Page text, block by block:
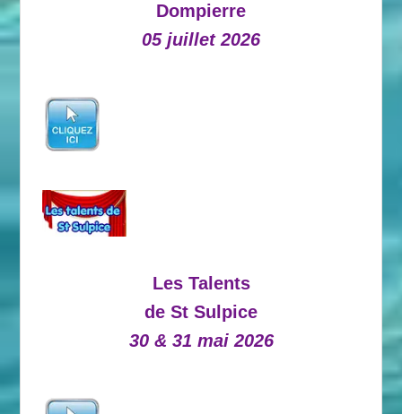
Dompierre
05 juillet 2026
Les Talents
de St Sulpice
30 & 31 mai 2026